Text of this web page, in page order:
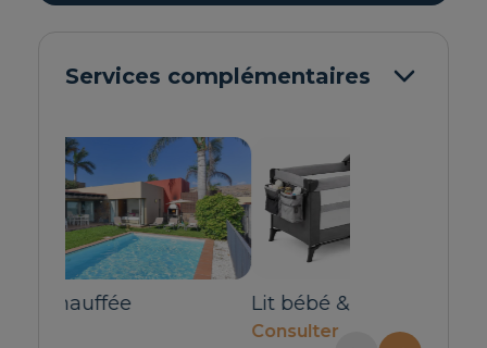
Services complémentaires
Lit bébé & Chaise haute
pour 1-4